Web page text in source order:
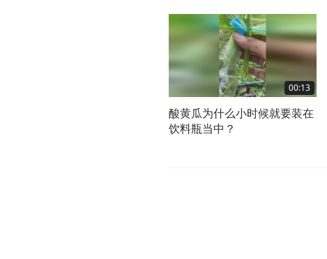
00:13
酸黄瓜为什么小时候就要装在
饮料瓶当中？